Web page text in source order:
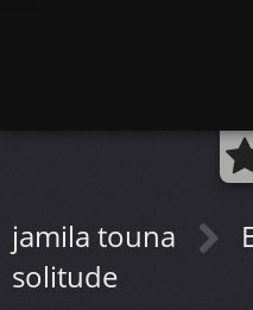
jamila touna
solitude